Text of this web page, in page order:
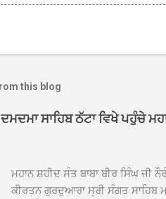
this blog
ਸਾਹਿਬ ਠੱਟਾ ਵਿਖੇ ਪਹੁੰਚੇ
ਮਹਾਨ ਸ਼ਹੀਦ ਸੰਤ ਬਾਬਾ ਬੀਰ ਸਿੰਘ
ਕੀਰਤਨ ਗੁਰਦੁਆਰਾ ਸ੍ਰੀ ਸੰਗਤ ਸਾਹਿਬ